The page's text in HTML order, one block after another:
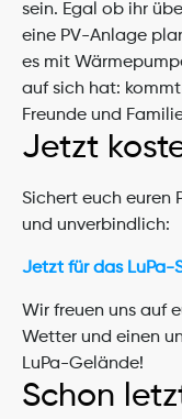
sein. Egal ob ihr
eine PV-Anlage
es mit
auf sich hat:
Freunde und
Jetzt
Sichert euch euren
und unverbindlich:
Jetzt für das LuPa-
Wir freuen uns auf
Wetter und einen
LuPa-Gelände!
Schon